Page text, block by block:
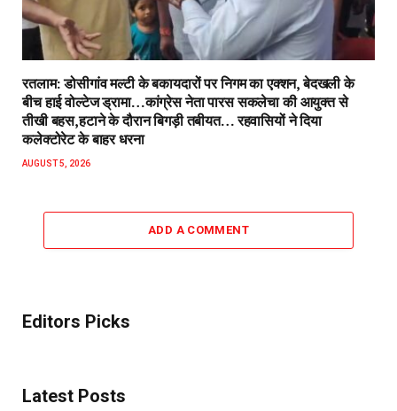
रतलाम: डोसीगांव मल्टी के बकायदारों पर निगम का एक्शन, बेदखली के
बीच हाई वोल्टेज ड्रामा…कांग्रेस नेता पारस सकलेचा की आयुक्त से
तीखी बहस,हटाने के दौरान बिगड़ी तबीयत… रहवासियों ने दिया
कलेक्टोरेट के बाहर धरना
AUGUST 5, 2026
ADD A COMMENT
Editors Picks
Latest Posts